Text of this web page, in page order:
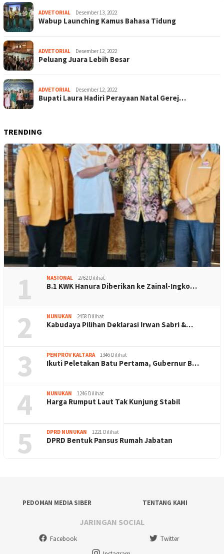
ADVETORIAL Desember 13, 2022
Wabup Launching Kamus Bahasa Tidung
ADVETORIAL Desember 12, 2022
Peluang Juara Lebih Besar
ADVETORIAL Desember 12, 2022
Bupati Laura Hadiri Perayaan Natal Gerej…
TRENDING
1 NASIONAL 2762 Dilihat
B.1 KWK Hanura Diberikan ke Zainal-Ingko…
2 NUNUKAN 2458 Dilihat
Kabudaya Pilihan Deklarasi Irwan Sabri &…
3 PEMPROV KALTARA 1346 Dilihat
Ikuti Peletakan Batu Pertama, Gubernur B…
4 NUNUKAN 1246 Dilihat
Harga Rumput Laut Tak Kunjung Stabil
5 DPRD NUNUKAN 1221 Dilihat
DPRD Bentuk Pansus Rumah Jabatan
PEDOMAN MEDIA SIBER TENTANG KAMI
JARINGAN SOCIAL
Facebook
Twitter